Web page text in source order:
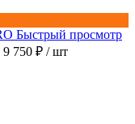
Быстрый просмотр
9 750 ₽ / шт